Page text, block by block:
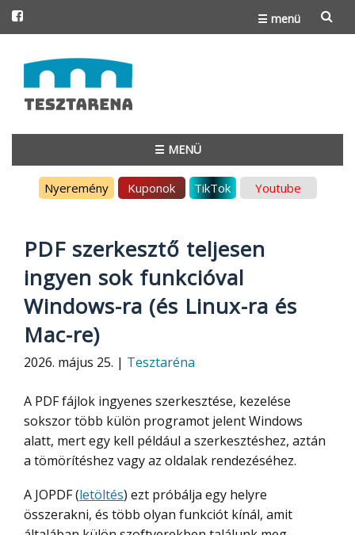
☰ menü
to
content
☰ MENÜ
Nyeremény Kuponok TikTok Youtube
PDF szerkesztő teljesen
ingyen sok funkcióval
Windows-ra (és Linux-ra és
Mac-re)
2026. május 25. | Tesztaréna
A PDF fájlok ingyenes szerkesztése, kezelése
sokszor több külön programot jelent Windows
alatt, mert egy kell például a szerkesztéshez, aztán
a tömörítéshez vagy az oldalak rendezéséhez.
A JOPDF (letöltés) ezt próbálja egy helyre
összerakni, és több olyan funkciót kínál, amit